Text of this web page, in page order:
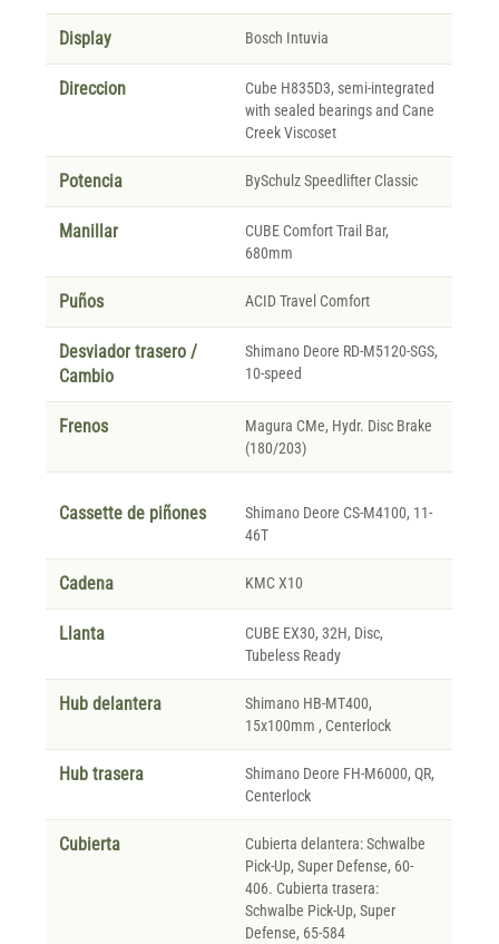
Display Bosch Intuvia
Direccion
Cube H835D3, semi-integrated
with sealed bearings and Cane
Creek Viscoset
Potencia BySchulz Speedlifter Classic
Manillar
CUBE Comfort Trail Bar,
680mm
Puños ACID Travel Comfort
Desviador trasero /
Cambio
Shimano Deore RD-M5120-SGS,
10-speed
Frenos
Magura CMe, Hydr. Disc Brake
(180/203)
Cassette de piñones
Shimano Deore CS-M4100, 11-
46T
Cadena KMC X10
Llanta
CUBE EX30, 32H, Disc,
Tubeless Ready
Hub delantera
Shimano HB-MT400,
15x100mm , Centerlock
Hub trasera
Shimano Deore FH-M6000, QR,
Centerlock
Cubierta
Cubierta delantera: Schwalbe
Pick-Up, Super Defense, 60-
406. Cubierta trasera:
Schwalbe Pick-Up, Super
Defense, 65-584